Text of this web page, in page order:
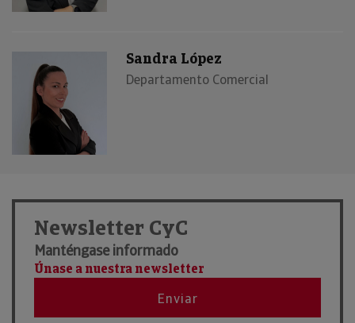
Sandra López
Departamento Comercial
Newsletter CyC
Manténgase informado
Únase a nuestra newsletter
Enviar